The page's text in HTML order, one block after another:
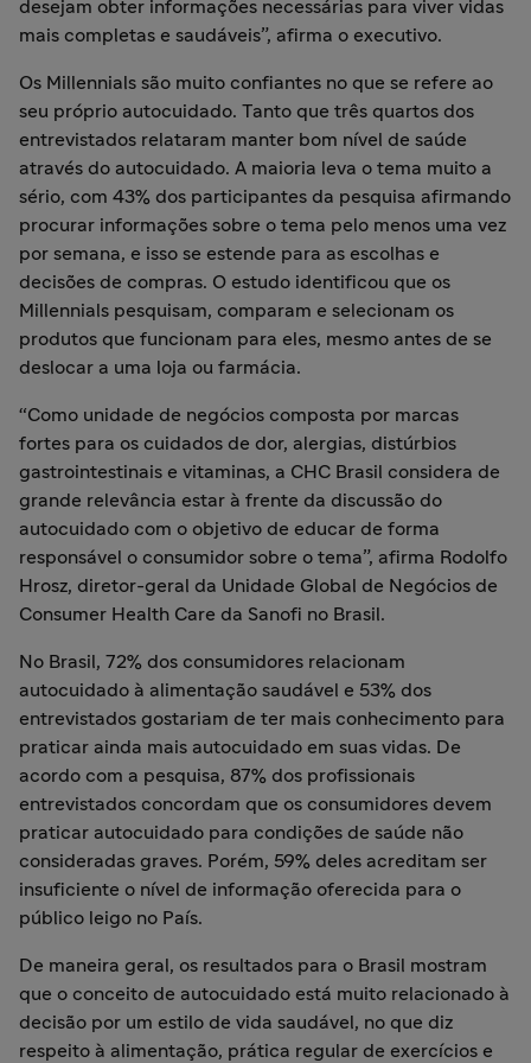
desejam obter informações necessárias para viver vidas
mais completas e saudáveis”, afirma o executivo.
Os Millennials são muito confiantes no que se refere ao
seu próprio autocuidado. Tanto que três quartos dos
entrevistados relataram manter bom nível de saúde
através do autocuidado. A maioria leva o tema muito a
sério, com 43% dos participantes da pesquisa afirmando
procurar informações sobre o tema pelo menos uma vez
por semana, e isso se estende para as escolhas e
decisões de compras. O estudo identificou que os
Millennials pesquisam, comparam e selecionam os
produtos que funcionam para eles, mesmo antes de se
deslocar a uma loja ou farmácia.
“Como unidade de negócios composta por marcas
fortes para os cuidados de dor, alergias, distúrbios
gastrointestinais e vitaminas, a CHC Brasil considera de
grande relevância estar à frente da discussão do
autocuidado com o objetivo de educar de forma
responsável o consumidor sobre o tema”, afirma Rodolfo
Hrosz, diretor-geral da Unidade Global de Negócios de
Consumer Health Care da Sanofi no Brasil.
No Brasil, 72% dos consumidores relacionam
autocuidado à alimentação saudável e 53% dos
entrevistados gostariam de ter mais conhecimento para
praticar ainda mais autocuidado em suas vidas. De
acordo com a pesquisa, 87% dos profissionais
entrevistados concordam que os consumidores devem
praticar autocuidado para condições de saúde não
consideradas graves. Porém, 59% deles acreditam ser
insuficiente o nível de informação oferecida para o
público leigo no País.
De maneira geral, os resultados para o Brasil mostram
que o conceito de autocuidado está muito relacionado à
decisão por um estilo de vida saudável, no que diz
respeito à alimentação, prática regular de exercícios e